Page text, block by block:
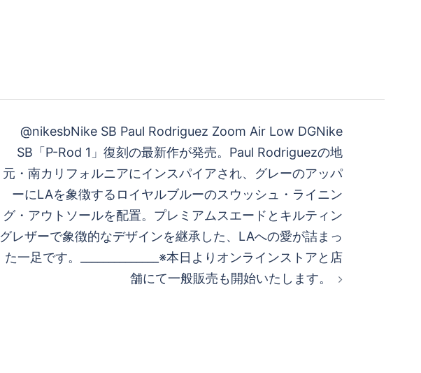
@nikesbNike SB Paul Rodriguez Zoom Air Low DGNike
SB「P-Rod 1」復刻の最新作が発売。Paul Rodriguezの地
元・南カリフォルニアにインスパイアされ、グレーのアッパ
ーにLAを象徴するロイヤルブルーのスウッシュ・ライニン
グ・アウトソールを配置。プレミアムスエードとキルティン
グレザーで象徴的なデザインを継承した、LAへの愛が詰まっ
た一足です。______________※本日よりオンラインストアと店
舗にて一般販売も開始いたします。